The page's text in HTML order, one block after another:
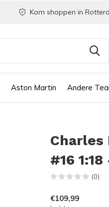
Aston Martin Andere
Kom shoppen in
Charles
#16
(0)
€109,99